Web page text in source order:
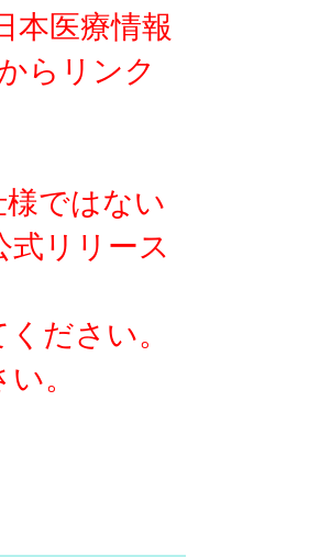
医療情報
らリンク
ではない
リリース
ださい。
。